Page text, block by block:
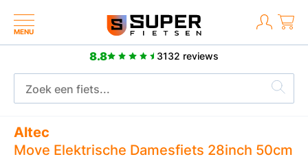
MENU
8.8 3132 reviews
Meer dan 2500 positieve reviews
Altec
Move Elektrische Damesfiets 28inch 50cm